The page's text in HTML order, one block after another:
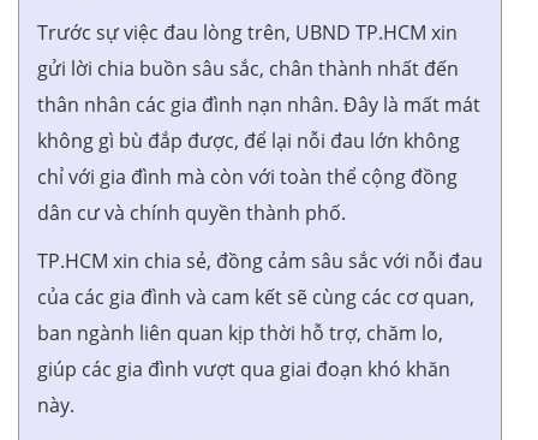
Trước sự việc đau lòng trên, UBND TP.HCM xin
gửi lời chia buồn sâu sắc, chân thành nhất đến
thân nhân các gia đình nạn nhân. Đây là mất mát
không gì bù đắp được, để lại nỗi đau lớn không
chỉ với gia đình mà còn với toàn thể cộng đồng
dân cư và chính quyền thành phố.
TP.HCM xin chia sẻ, đồng cảm sâu sắc với nỗi đau
của các gia đình và cam kết sẽ cùng các cơ quan,
ban ngành liên quan kịp thời hỗ trợ, chăm lo,
giúp các gia đình vượt qua giai đoạn khó khăn
này.